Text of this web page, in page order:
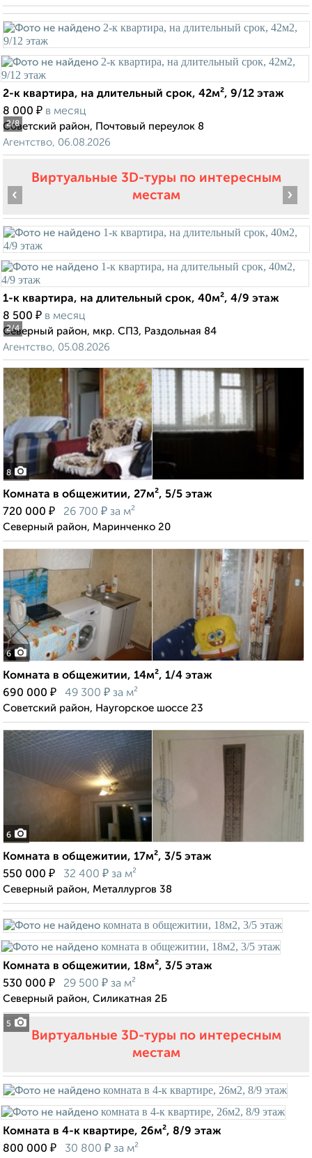
2/8
2-к квартира, на длительный срок, 42м², 9/12 этаж
8 000 ₽ в месяц
Советский район, Почтовый переулок 8
Агентство, 06.08.2026
Виртуальные 3D-туры по интересным
местам
2/4
‹ ›
1-к квартира, на длительный срок, 40м², 4/9 этаж
8 500 ₽ в месяц
Северный район, мкр. СПЗ, Раздольная 84
Агентство, 05.08.2026
8
Комната в общежитии, 27м², 5/5 этаж
720 000 ₽ 26 700 ₽ за м²
Северный район, Маринченко 20
6
Комната в общежитии, 14м², 1/4 этаж
690 000 ₽ 49 300 ₽ за м²
Советский район, Наугорское шоссе 23
6
Комната в общежитии, 17м², 3/5 этаж
550 000 ₽ 32 400 ₽ за м²
Северный район, Металлургов 38
5
Комната в общежитии, 18м², 3/5 этаж
530 000 ₽ 29 500 ₽ за м²
Северный район, Силикатная 2Б
Виртуальные 3D-туры по интересным
местам
Комната в 4-к квартире, 26м², 8/9 этаж
800 000 ₽ 30 800 ₽ за м²